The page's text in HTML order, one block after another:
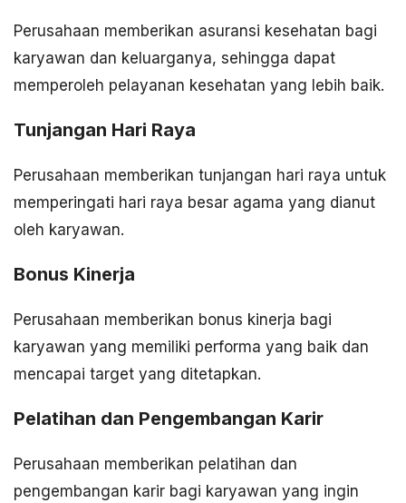
Perusahaan memberikan asuransi kesehatan bagi
karyawan dan keluarganya, sehingga dapat
memperoleh pelayanan kesehatan yang lebih baik.
Tunjangan Hari Raya
Perusahaan memberikan tunjangan hari raya untuk
memperingati hari raya besar agama yang dianut
oleh karyawan.
Bonus Kinerja
Perusahaan memberikan bonus kinerja bagi
karyawan yang memiliki performa yang baik dan
mencapai target yang ditetapkan.
Pelatihan dan Pengembangan Karir
Perusahaan memberikan pelatihan dan
pengembangan karir bagi karyawan yang ingin